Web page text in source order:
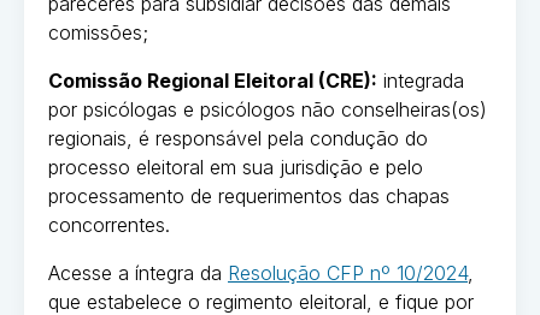
comissões;
Comissão Regional Eleitoral (CRE): integrada
por psicólogas e psicólogos não conselheiras(os)
regionais, é responsável pela condução do
processo eleitoral em sua jurisdição e pelo
processamento de requerimentos das chapas
concorrentes.
Acesse a íntegra da Resolução CFP nº 10/2024,
que estabelece o regimento eleitoral, e fique por